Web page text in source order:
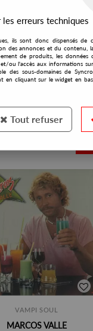
VAMPI SOUL
MARCOS VALLE
erreurs techniques
ils sont donc dispensés de
des annonces et du contenu,
de produits, les données
ou l'accès aux informations
des sous-domaines de
cliquant sur le widget en
Tout refuser